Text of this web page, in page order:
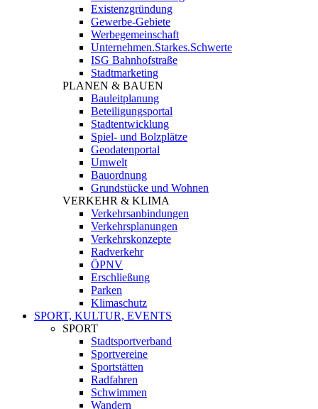
Existenzgründung
Gewerbe-Gebiete
Werbegemeinschaft
Unternehmen.Starkes.Schwerte
ISG Bahnhofstraße
Stadtmarketing
PLANEN & BAUEN
Bauleitplanung
Beteiligungsportal
Stadtentwicklung
Spiel- und Bolzplätze
Geodatenportal
Umwelt
Bauordnung
Grundstücke und Wohnen
VERKEHR & KLIMA
Verkehrsanbindungen
Verkehrsplanungen
Verkehrskonzepte
Radverkehr
ÖPNV
Erschließung
Parken
Klimaschutz
SPORT, KULTUR, EVENTS
SPORT
Stadtsportverband
Sportvereine
Sportstätten
Radfahren
Schwimmen
Wandern